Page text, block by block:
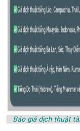
Báo giá dịch thuật